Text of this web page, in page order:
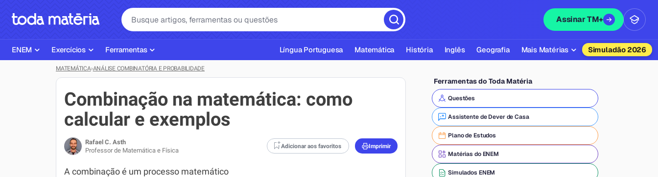
Assinar TM+
ENEM
Página Inicial ENEM
Plano de Estudos
Exercícios ENEM
Simulados ENEM
Exercícios
ENEM
Matemática
Português
Biologia
Inglês
Ferramentas
Ajudante de Dever de Casa
Corretor de Redação
Exercícios
Gerador Referências Bibliográficas ABNT
Língua Portuguesa Matemática História Inglês Geografia Mais Matérias
Química
Física
Filosofia
Literatura
Simuladão 2026
MATEMÁTICA›ANÁLISE COMBINATÓRIA E PROBABILIDADE
Combinação na matemática: como
calcular e exemplos
Rafael C. Asth
Professor de Matemática e Física
Adicionar aos favoritos Imprimir
A combinação é um processo matemático
Ferramentas do Toda Matéria
Questões
Assistente de Dever de Casa
Plano de Estudos
Matérias do ENEM
Simulados ENEM